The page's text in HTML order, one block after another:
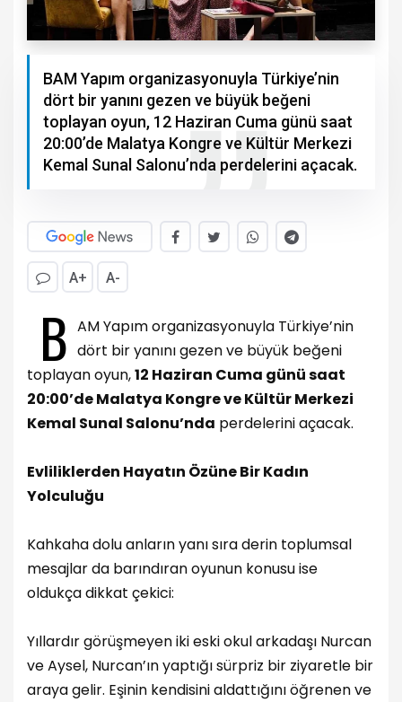
BAM Yapım organizasyonuyla Türkiye’nin
dört bir yanını gezen ve büyük beğeni
toplayan oyun, 12 Haziran Cuma günü saat
20:00’de Malatya Kongre ve Kültür Merkezi
Kemal Sunal Salonu’nda perdelerini açacak.
A+ A-
B AM Yapım organizasyonuyla Türkiye’nin
dört bir yanını gezen ve büyük beğeni
toplayan oyun,12 Haziran Cuma günü saat
20:00’de Malatya Kongre ve Kültür Merkezi
Kemal Sunal Salonu’nda perdelerini açacak.
Evliliklerden Hayatın Özüne Bir Kadın
Yolculuğu
Kahkaha dolu anların yanı sıra derin toplumsal
mesajlar da barındıran oyunun konusu ise
oldukça dikkat çekici:
Yıllardır görüşmeyen iki eski okul arkadaşı Nurcan
ve Aysel, Nurcan’ın yaptığı sürpriz bir ziyaretle bir
araya gelir. Eşinin kendisini aldattığını öğrenen ve